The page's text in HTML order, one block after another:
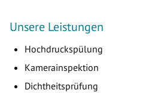
Unsere Leistungen
Hochdruckspülung
Kamerainspektion
Dichtheitsprüfung